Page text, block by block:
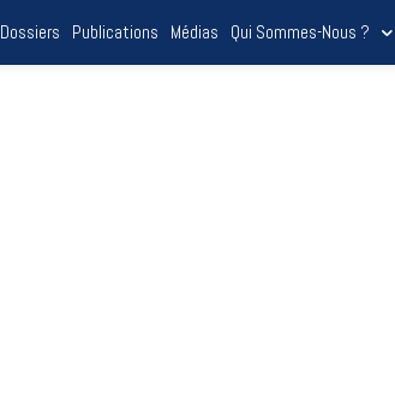
Dossiers Publications Médias Qui Sommes-Nous ?